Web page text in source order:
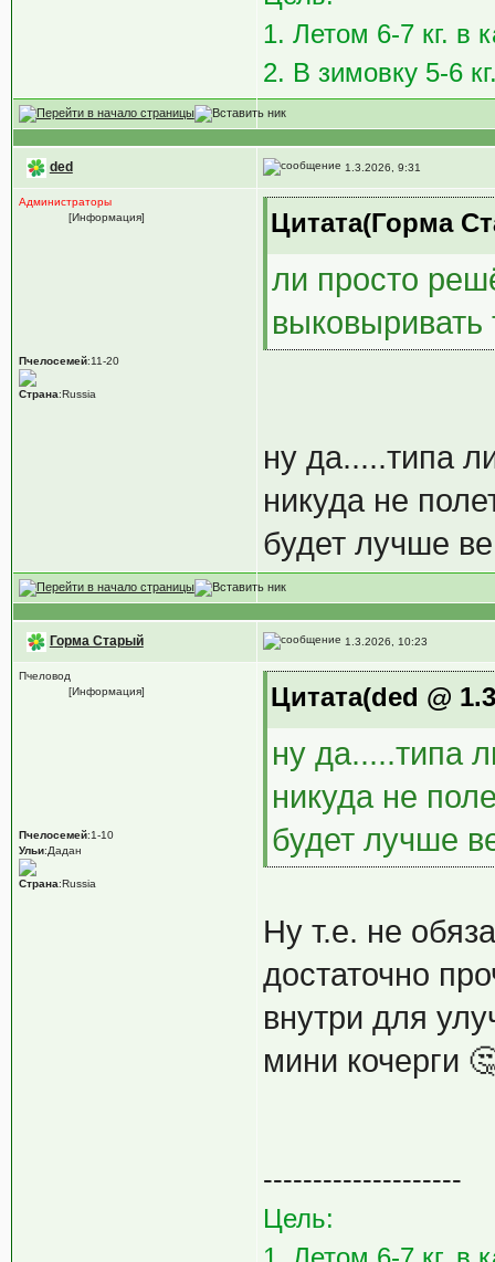
1. Летом 6-7 кг. в
2. В зимовку 5-6
ded 1.3.2026, 9:31
Администраторы
[Информация]
Пчелосемей:11-20
Страна:Russia
Цитата(Горма
ли просто
выковыривать
ну да.....типа
никуда не
будет лучше
Горма Старый 1.3.2026, 10:23
Пчеловод
[Информация]
Пчелосемей:1-10
Ульи:Дадан
Страна:Russia
Цитата(ded @
ну да.....типа
никуда не
будет лучше
Ну т.е. не
достаточно
внутри для
мини кочерги
--------------------
Цель: